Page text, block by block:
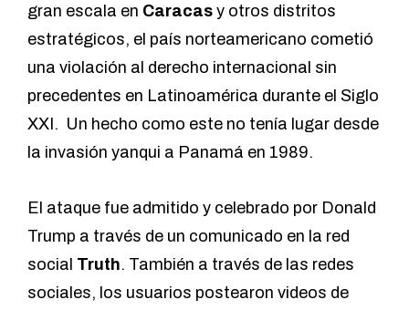
gran escala en Caracas y otros distritos
estratégicos, el país norteamericano cometió
una violación al derecho internacional sin
precedentes en Latinoamérica durante el Siglo
XXI. Un hecho como este no tenía lugar desde
la invasión yanqui a Panamá en 1989.
El ataque fue admitido y celebrado por Donald
Trump a través de un comunicado en la red
social Truth. También a través de las redes
sociales, los usuarios postearon videos de